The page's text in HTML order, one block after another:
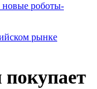
новые роботы-